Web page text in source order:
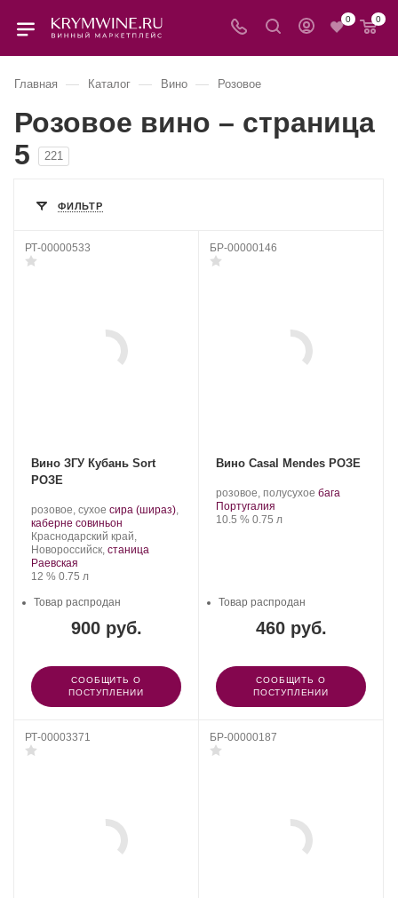
0 0
Главная — Каталог — Вино — Розовое
Розовое вино – страница
5
221
ФИЛЬТР
РТ-00000533
Вино ЗГУ Кубань Sort
РОЗЕ
Производитель:
Sort.
розовое, сухое .
Сорт
винограда:
сира (шираз),
каберне совиньон
Регион:
Краснодарский край,
Новороссийск, станица
Раевская
Крепость
12 %. Объем
0.75 л
900 руб.
Товар распродан
СООБЩИТЬ О
ПОСТУПЛЕНИИ
БР-00000146
Вино Casal Mendes РОЗЕ
розовое, полусухое .бага
Регион:
Португалия
Крепость
10.5 %. Объем
0.75 л
460 руб.
Товар распродан
СООБЩИТЬ О
ПОСТУПЛЕНИИ
РТ-00003371 БР-00000187